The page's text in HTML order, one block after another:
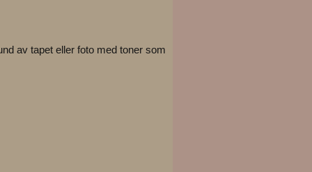
av tapet eller foto med toner som